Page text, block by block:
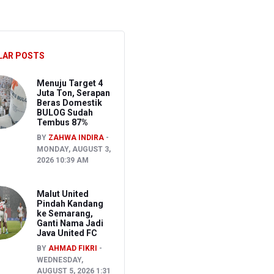
Asal
POSTS
Menuju Target 4
Juta Ton, Serapan
Beras Domestik
BULOG Sudah
Tembus 87%
BY ZAHWA INDIRA
MONDAY, AUGUST 3,
2026 10:39 AM
Malut United
Pindah Kandang
ke Semarang,
Ganti Nama Jadi
Java United FC
BY AHMAD FIKRI
WEDNESDAY,
AUGUST 5, 2026 1:31